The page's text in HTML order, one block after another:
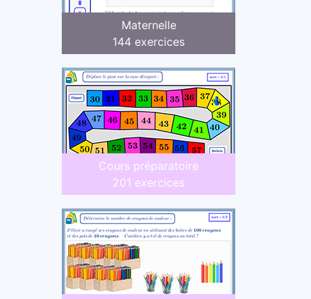
Maternelle
144 exercices
Cours préparatoire
201 exercices